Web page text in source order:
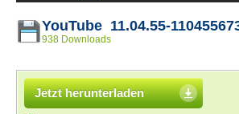
YouTube 11.04.55-
938 Downloads
Jetzt herunterladen